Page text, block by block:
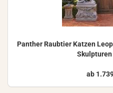
Pan­ther Raub­tier Kat­zen
Skulp­tu­ren
ab